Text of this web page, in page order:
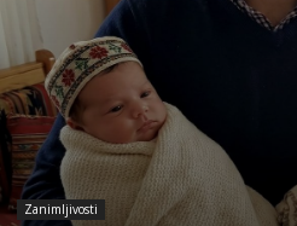
Zanimljivosti